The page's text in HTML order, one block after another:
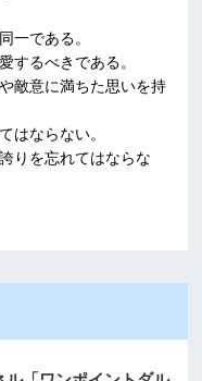
一である。
するべきである。
敵意に満ちた思いを持
はならない。
りを忘れてはならな